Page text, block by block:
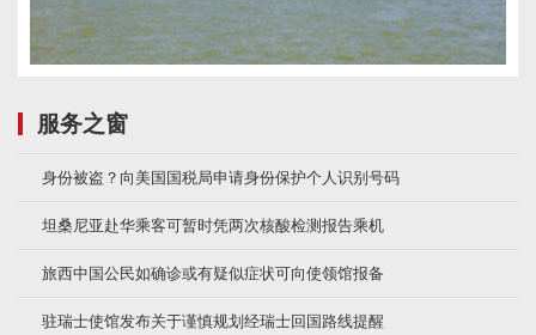
服务之窗
身份被盗？向美国国税局申请身份保护个人识别号码
坦桑尼亚赴华乘客可暂时凭两次核酸检测报告乘机
旅西中国公民如确诊或有疑似症状可向使领馆报备
驻瑞士使馆发布关于谨慎规划经瑞士回国路线提醒